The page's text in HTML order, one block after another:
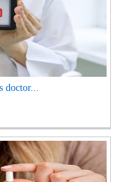
doctor...